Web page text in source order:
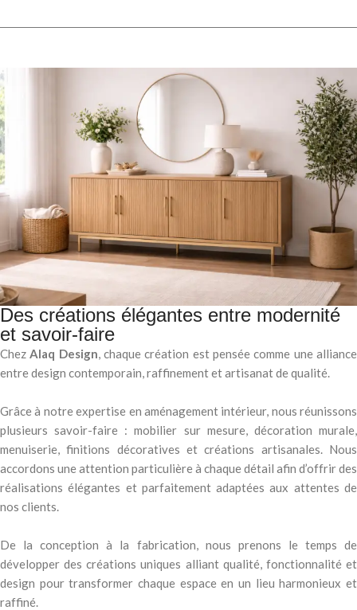
Des créations élégantes entre modernité
et savoir-faire
ChezAlaq Design, chaque création est pensée comme une alliance
entre design contemporain, raffinement et artisanat de qualité.
Grâce à notre expertise en aménagement intérieur, nous réunissons
plusieurs savoir-faire : mobilier sur mesure, décoration murale,
menuiserie, finitions décoratives et créations artisanales. Nous
accordons une attention particulière à chaque détail afin d’offrir des
réalisations élégantes et parfaitement adaptées aux attentes de
nos clients.
De la conception à la fabrication, nous prenons le temps de
développer des créations uniques alliant qualité, fonctionnalité et
design pour transformer chaque espace en un lieu harmonieux et
raffiné.